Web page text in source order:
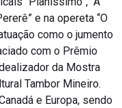
e na opereta “O
como o jumento
com o Prêmio
da Mostra
Tambor Mineiro.
e Europa, sendo